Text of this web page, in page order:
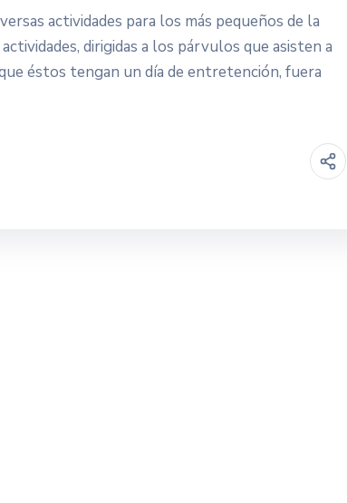
actividades para los más pequeños de la
dirigidas a los párvulos que asisten a
éstos tengan un día de entretención, fuera